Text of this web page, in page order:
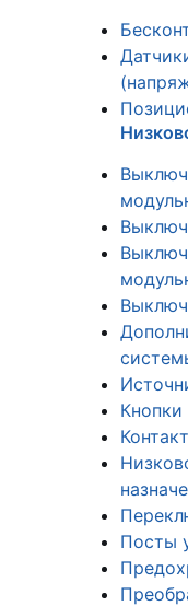
Кнопки
Посты